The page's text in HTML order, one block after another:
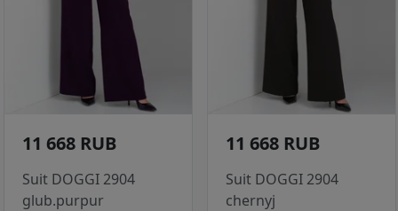
11 668 RUB
Suit DOGGI 2904
glub.purpur
11 668 RUB
Suit DOGGI 2904
chernyj